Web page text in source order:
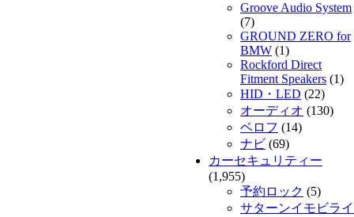
Groove Audio System
(7)
GROUND ZERO for
BMW (1)
Rockford Direct
Fitment Speakers (1)
HID・LED (22)
オーディオ (130)
ベロフ (14)
ナビ (69)
カーセキュリティー
(1,955)
予約ロック (5)
サターンイモビライ